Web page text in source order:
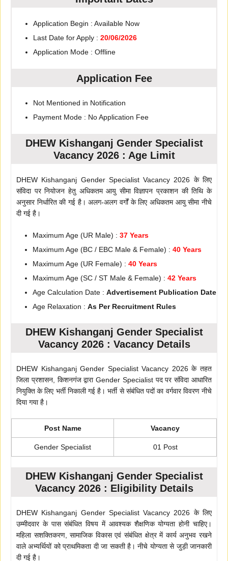
Application Begin : Available Now
Last Date for Apply : 20/06/2026
Application Mode : Offline
Application Fee
Not Mentioned in Notification
Payment Mode : No Application Fee
DHEW Kishanganj Gender Specialist
Vacancy 2026 : Age Limit
DHEW Kishanganj Gender Specialist Vacancy 2026 के लिए
संविदा पर नियोजन हेतु अधिकतम आयु सीमा विज्ञापन प्रकाशन की तिथि के
अनुसार निर्धारित की गई है। अलग-अलग वर्गों के लिए अधिकतम आयु सीमा नीचे
दी गई है।
Maximum Age (UR Male) : 37 Years
Maximum Age (BC / EBC Male & Female) : 40 Years
Maximum Age (UR Female) : 40 Years
Maximum Age (SC / ST Male & Female) : 42 Years
Age Calculation Date : Advertisement Publication Date
Age Relaxation : As Per Recruitment Rules
DHEW Kishanganj Gender Specialist
Vacancy 2026 : Vacancy Details
DHEW Kishanganj Gender Specialist Vacancy 2026 के तहत
जिला प्रशासन, किशनगंज द्वारा Gender Specialist पद पर संविदा आधारित
नियुक्ति के लिए भर्ती निकाली गई है। भर्ती से संबंधित पदों का वर्गवार विवरण नीचे
दिया गया है।
Post Name Vacancy
Gender Specialist 01 Post
DHEW Kishanganj Gender Specialist
Vacancy 2026 : Eligibility Details
DHEW Kishanganj Gender Specialist Vacancy 2026 के लिए
उम्मीदवार के पास संबंधित विषय में आवश्यक शैक्षणिक योग्यता होनी चाहिए।
महिला सशक्तिकरण, सामाजिक विकास एवं संबंधित क्षेत्र में कार्य अनुभव रखने
वाले अभ्यर्थियों को प्राथमिकता दी जा सकती है। नीचे योग्यता से जुड़ी जानकारी
दी गई है।